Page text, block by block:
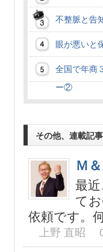
不整脈と告
眼が悪いと
全国で年商
ー②
その他、連載記事
Ｍ
最
て
依頼です。
上野 直昭